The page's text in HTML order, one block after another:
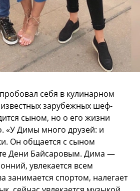
себя в кулинарном
известных зарубежных шеф-
сыном, но о его жизни
«У Димы много друзей: и
Он общается с сыном
Дени Байсаровым. Дима —
увлекается всем
занимается спортом, налегает